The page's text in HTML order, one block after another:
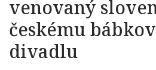
venovaný
českému
divadlu